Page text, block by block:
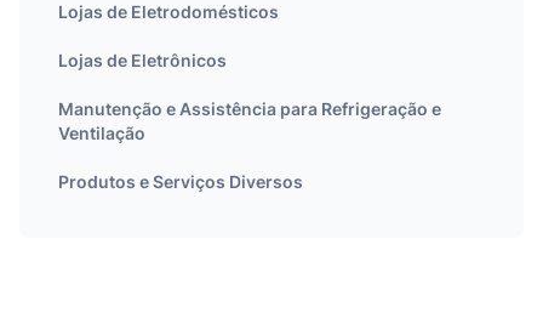
Lojas de Eletrodomésticos
Lojas de Eletrônicos
Manutenção e Assistência para Refrigeração e
Ventilação
Produtos e Serviços Diversos